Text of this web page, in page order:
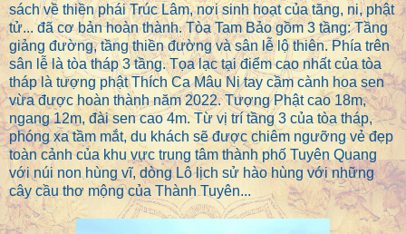
sách về thiền phái Trúc Lâm, nơi sinh hoạt của tăng, ni, phật
tử... đã cơ bản hoàn thành. Tòa Tam Bảo gồm 3 tầng: Tầng
giảng đường, tầng thiền đường và sân lễ lộ thiên. Phía trên
sân lễ là tòa tháp 3 tầng. Tọa lạc tại điểm cao nhất của tòa
tháp là tượng phật Thích Ca Mâu Ni tay cầm cành hoa sen
vừa được hoàn thành năm 2022. Tượng Phật cao 18m,
ngang 12m, đài sen cao 4m. Từ vị trí tầng 3 của tòa tháp,
phóng xa tầm mắt, du khách sẽ được chiêm ngưỡng vẻ đẹp
toàn cảnh của khu vực trung tâm thành phố Tuyên Quang
với núi non hùng vĩ, dòng Lô lịch sử hào hùng với những
cây cầu thơ mộng của Thành Tuyên...